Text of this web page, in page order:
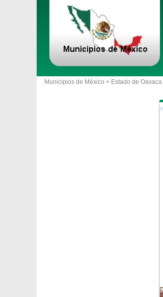
Municipios de México > Estado de Oaxaca